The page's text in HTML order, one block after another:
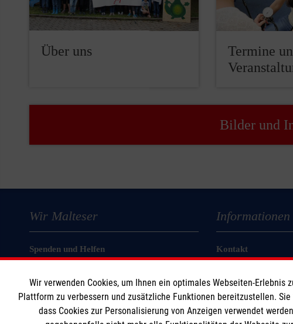
Über uns
Termine
Bilder und
Wir Malteser
Spenden und Helfen
Unsere Kurse
Mitarbeiten
Wir Malteser
Informationen
Kontakt
Datenschutz
Wir verwenden Cookies, um Ihnen ein optimales Webseiten-
Plattform zu verbessern und zusätzliche Funktionen bereitzustellen.
dass Cookies zur Personalisierung von Anzeigen verwendet